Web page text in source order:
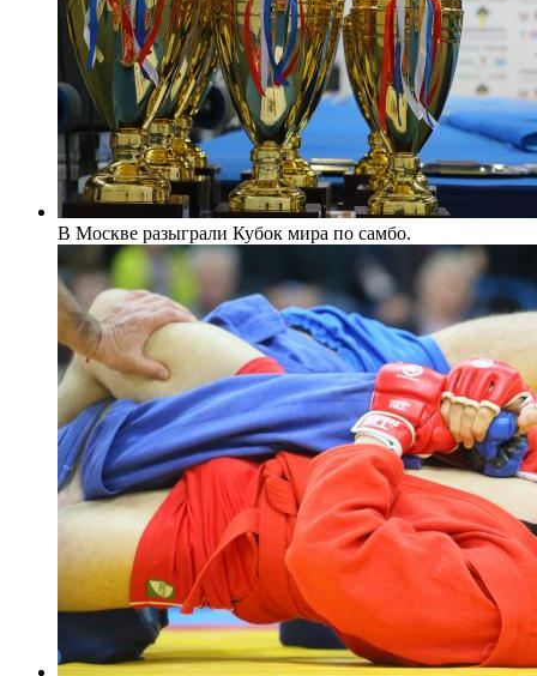
В Москве разыграли Кубок мира по самбо.